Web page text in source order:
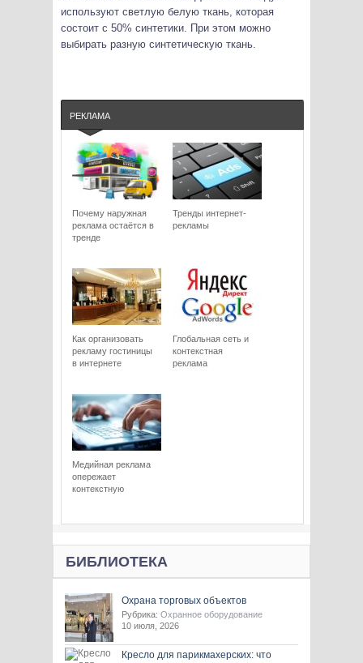
используют светлую белую ткань, которая
состоит с 50% синтетики. При этом можно
выбирать разную синтетическую ткань.
РЕКЛАМА
Почему наружная
реклама остаётся в
тренде
Тренды интернет-
рекламы
Как организовать
рекламу гостиницы
в интернете
Глобальная сеть и
контекстная
реклама
Медийная реклама
опережает
контекстную
БИБЛИОТЕКА
Охрана торговых объектов
Рубрика: Охранное оборудование
10 июля, 2026
Кресло для парикмахерских: что